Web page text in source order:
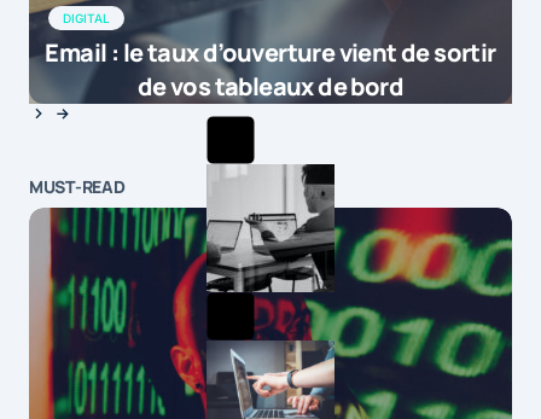
DIGITAL
Email : le taux d’ouverture vient de sortir
de vos tableaux de bord
MUST-READ